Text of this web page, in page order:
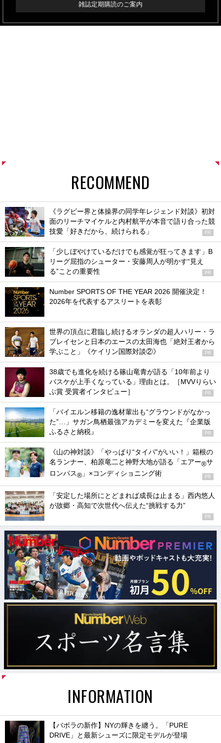
雑誌定期購読のご案内
RECOMMEND
《ラグビー界と体操界の同学年レジェンド対談》初対
面のリーチマイケルと内村航平が本音で語り合った競
技愛「好きだから、続けられる」
PR
「少しぼやけているだけでも感覚が狂ってきます」B
リーグ屈指のシューター・安藤周人が明かす“見え
る”ことの重要性
PR
Number SPORTS OF THE YEAR 2026 開催決定！
2026年を代表するアスリートを表彰
世界の頂点に君臨し続けるオランダの超人ハリー・ラ
ブレイセンと日本のエースの太田海也「絶対王者から
学ぶこと」《ケイリン国際対談②》
PR
38歳でも進化を続ける篠山竜青が語る「10年前より
バスケが上手くなっている」理由とは。［MVVりらい
ぶ賞 受賞者インタビュー］
PR
「バイエルン移籍の逸材輩出も“グラウンドがなかっ
た”…」サガン鳥栖最強アカデミーを変えた『企業版
ふるさと納税』
PR
《山の神対談》「やっぱり“タイパ”がいい！」箱根の
名ランナー、柏原竜二と神野大地が語る「エアー®サ
ロンパス® 」×コンディショニング術 PR
「安定した場所にとどまれば成長は止まる」西内悠人
が故郷・高知で次世代へ伝えた“挑戦する力”
PR
INFORMATION
【バボラの新作】NYの輝きを纏う。「PURE
DRIVE」と最新シューズに限定モデルが登場